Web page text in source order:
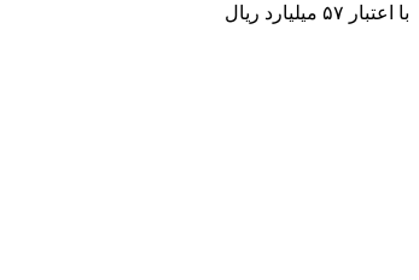
با اعتبار ۵۷ میلیارد ریال